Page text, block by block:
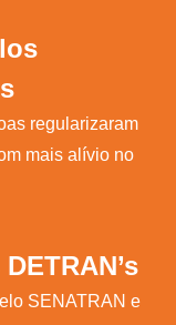
regularizaram
mais alívio no
SENATRAN e